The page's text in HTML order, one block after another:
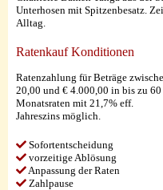
Unterhosen mit Spitzenbesatz.
Alltag.
Ratenkauf Konditionen
Ratenzahlung für Beträge
20,00 und € 4.000,00 in bis zu 60
Monatsraten mit 21,7% eff.
Jahreszins möglich.
Sofortentscheidung
vorzeitige Ablösung
Anpassung der Raten
Zahlpause